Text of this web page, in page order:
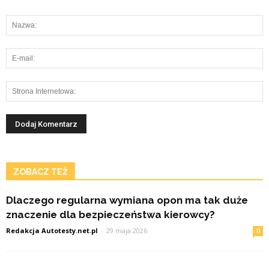
ZOBACZ TEŻ
Dlaczego regularna wymiana opon ma tak duże
znaczenie dla bezpieczeństwa kierowcy?
Redakcja Autotesty.net.pl - 29 maja 2026 0